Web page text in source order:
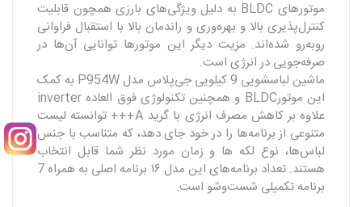
موتورهای BLDC به دلیل ویژگی‌های بارزی همچون قابلیت
کنترل‌پذیری بالا و بهره‌‌وری و راندمان بالا با استقبال فراوانی
روبه‌رو شده‌اند. مزیت دیگر این موتورها توانایی آن‌ها در
صرفه‌جویی در انرژی است.
ماشین لباسشویی 9 کیلویی جی‌پلاس مدل P954W به کمک
این موتورBLDC و همچنین تکنولوژی فوق العاده inverter
علاوه بر کاهش مصرف انرژی با گرید A+++ توانسته لیست
متنوعی از برنامه‌ها را در خود جای دهد، که متناسب با جنس
لباس‌ها، نوع لکه ها و زمان مورد نظر شما قابل انتخاب
هستند. تعداد برنامه‌های این مدل ۱۶ برنامه اصلی به ‌همراه 7
برنامه تکمیلی شست‌وشو است.